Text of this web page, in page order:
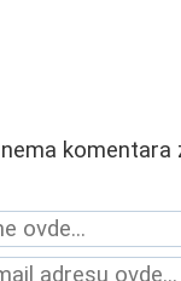
komentara